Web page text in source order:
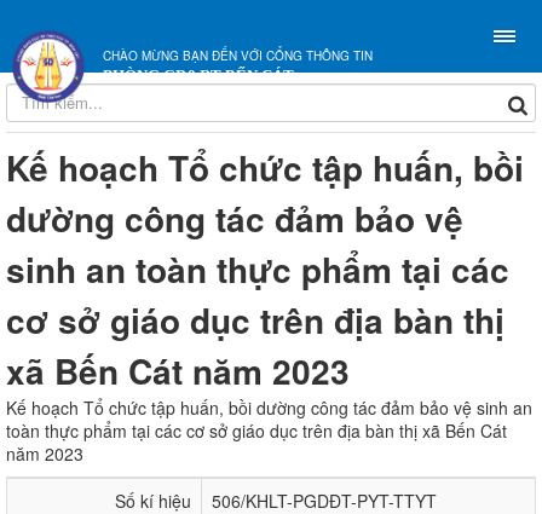
CHÀO MỪNG BẠN ĐẾN VỚI CỔNG THÔNG TIN
PHÒNG GD&ĐT BẾN CÁT
Kế hoạch Tổ chức tập huấn, bồi
dường công tác đảm bảo vệ
sinh an toàn thực phẩm tại các
cơ sở giáo dục trên địa bàn thị
xã Bến Cát năm 2023
Kế hoạch Tổ chức tập huấn, bồi dường công tác đảm bảo vệ sinh an
toàn thực phẩm tại các cơ sở giáo dục trên địa bàn thị xã Bến Cát
năm 2023
Số kí hiệu
506/KHLT-PGDĐT-PYT-TTYT